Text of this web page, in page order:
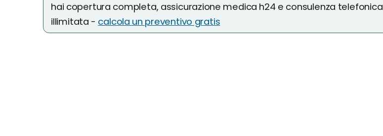
hai copertura completa, assicurazione medica h24 e consulenza telefonica
illimitata - calcola un preventivo gratis